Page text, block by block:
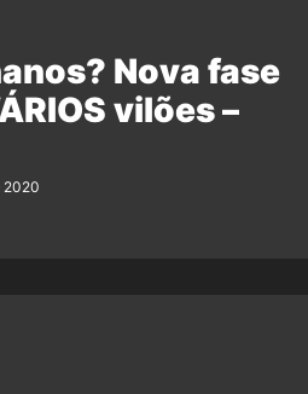
Nova fase
vilões –
2020